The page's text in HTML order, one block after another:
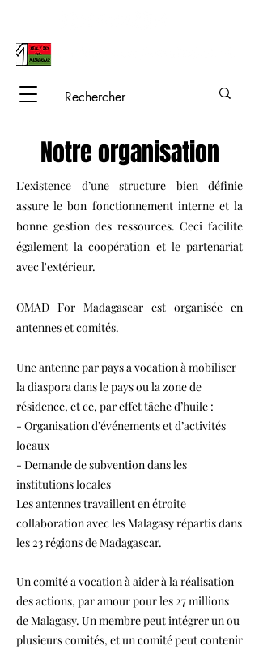
Notre organisation
L’existence d’une structure bien définie
assure le bon fonctionnement interne et la
bonne gestion des ressources. Ceci facilite
également la coopération et le partenariat
avec l'extérieur.
OMAD For Madagascar est organisée en
antennes et comités.
Une antenne par pays a vocation à mobiliser
la diaspora dans le pays ou la zone de
résidence, et ce, par effet tâche d’huile :
- Organisation d’événements et d’activités
locaux
- Demande de subvention dans les
institutions locales
Les antennes travaillent en étroite
collaboration avec les Malagasy répartis dans
les 23 régions de Madagascar.
Un comité a vocation à aider à la réalisation
des actions, par amour pour les 27 millions
de Malagasy. Un membre peut intégrer un ou
plusieurs comités, et un comité peut contenir